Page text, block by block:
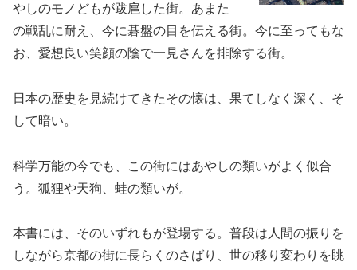
やしのモノどもが跋扈した街。あまた
の戦乱に耐え、今に碁盤の目を伝える街。今に至ってもな
お、愛想良い笑顔の陰で一見さんを排除する街。
日本の歴史を見続けてきたその懐は、果てしなく深く、そ
して暗い。
科学万能の今でも、この街にはあやしの類いがよく似合
う。狐狸や天狗、蛙の類いが。
本書には、そのいずれもが登場する。普段は人間の振りを
しながら京都の街に長らくのさばり、世の移り変わりを眺